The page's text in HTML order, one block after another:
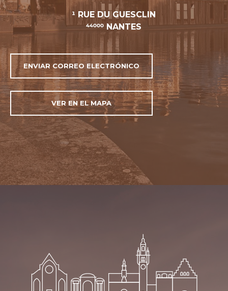
ENVIAR CORREO ELECTRÓNICO
VER EN EL MAPA
1 RUE DU GUESCLIN
44000 NANTES